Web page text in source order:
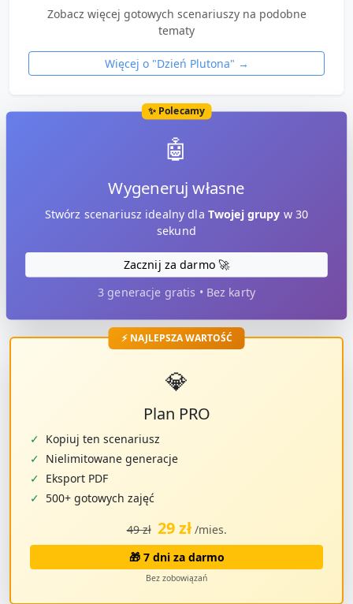
Zobacz więcej gotowych scenariuszy na podobne
tematy
Więcej o "Dzień Plutona" →
✨ Polecamy
🤖
Wygeneruj własne
Stwórz scenariusz idealny dla Twojej grupy w 30
sekund
Zacznij za darmo 🚀
3 generacje gratis • Bez karty
⚡ NAJLEPSZA WARTOŚĆ
💎
Plan PRO
✓ Kopiuj ten scenariusz
✓ Nielimitowane generacje
✓ Eksport PDF
✓ 500+ gotowych zajęć
49 zł 29 zł /mies.
🎁 7 dni za darmo
Bez zobowiązań